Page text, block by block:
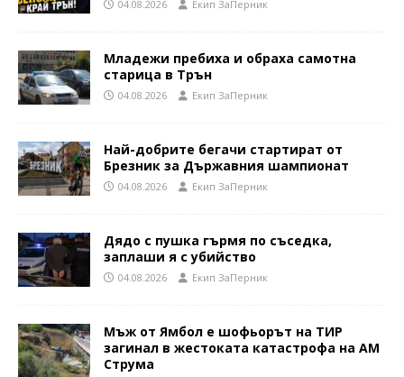
04.08.2026 Eкип ЗаПерник
Младежи пребиха и обраха самотна
старица в Трън
04.08.2026 Eкип ЗаПерник
Най-добрите бегачи стартират от
Брезник за Държавния шампионат
04.08.2026 Eкип ЗаПерник
Дядо с пушка гърмя по съседка,
заплаши я с убийство
04.08.2026 Eкип ЗаПерник
Мъж от Ямбол е шофьорът на ТИР
загинал в жестоката катастрофа на АМ
Струма